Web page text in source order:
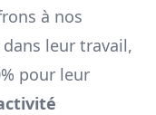
à nos
leur travail,
pour leur